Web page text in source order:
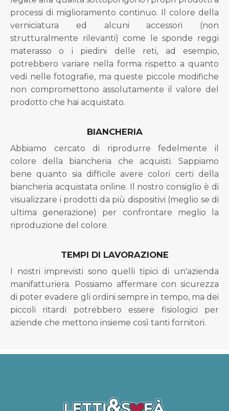
processi di miglioramento continuo. Il colore della
verniciatura ed alcuni accessori (non
strutturalmente rilevanti) come le sponde reggi
materasso o i piedini delle reti, ad esempio,
potrebbero variare nella forma rispetto a quanto
vedi nelle fotografie, ma queste piccole modifiche
non compromettono assolutamente il valore del
prodotto che hai acquistato.
BIANCHERIA
Abbiamo cercato di riprodurre fedelmente il
colore della biancheria che acquisti. Sappiamo
bene quanto sia difficile avere colori certi della
biancheria acquistata online. Il nostro consiglio è di
visualizzare i prodotti da più dispositivi (meglio se di
ultima generazione) per confrontare meglio la
riproduzione del colore.
TEMPI DI LAVORAZIONE
I nostri imprevisti sono quelli tipici di un'azienda
manifatturiera. Possiamo affermare con sicurezza
di poter evadere gli ordini sempre in tempo, ma dei
piccoli ritardi potrebbero essere fisiologici per
aziende che mettono insieme così tanti fornitori.